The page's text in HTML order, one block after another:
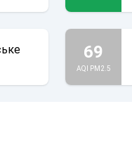
69
AQI PM2.5